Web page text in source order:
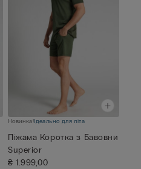
Новинка!Ідеально для літа
Піжама Коротка з Бавовни
Superior
₴ 1.999,00